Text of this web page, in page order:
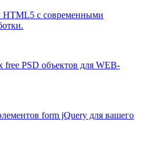
с современными
PSD объектов для WEB-
form jQuery для вашего